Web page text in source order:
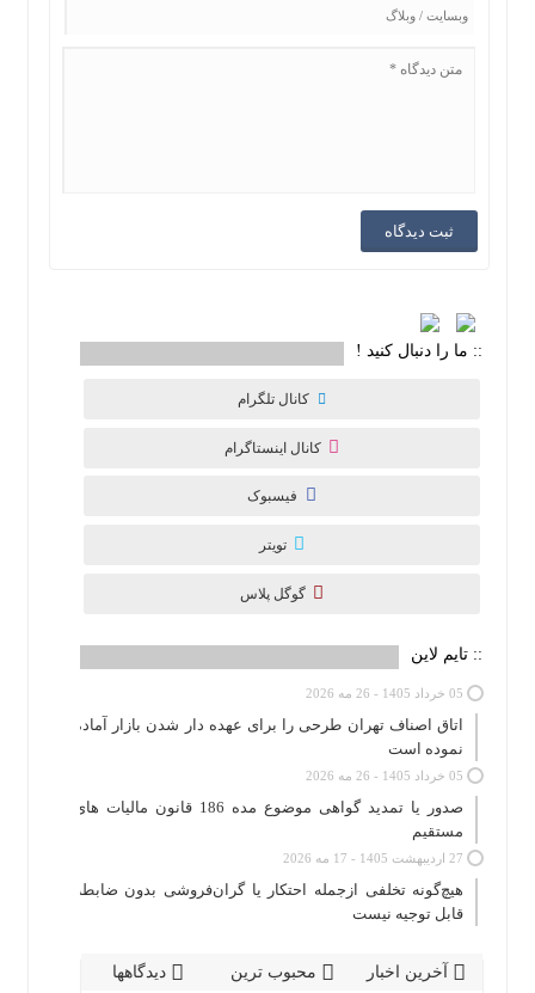
:: ما را دنبال کنید !
کانال تلگرام
کانال اینستاگرام
فیسبوک
تویتر
گوگل پلاس
:: تایم لاین
05 خرداد 1405 - 26 مه 2026
اتاق اصناف تهران طرحی را برای عهده دار شدن بازار آماده
نموده است
05 خرداد 1405 - 26 مه 2026
صدور یا تمدید گواهی موضوع مده 186 قانون مالیات های
مستقیم
27 اردیبهشت 1405 - 17 مه 2026
هیچ‌گونه تخلفی ازجمله احتکار یا گران‌فروشی بدون ضابطه
قابل توجیه نیست
آخرین اخبار محبوب ترین دیدگاهها